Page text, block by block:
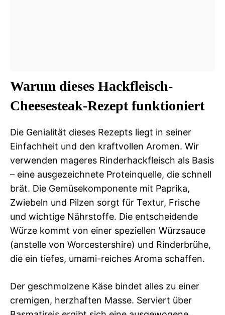
Warum dieses Hackfleisch-
Cheesesteak-Rezept funktioniert
Die Genialität dieses Rezepts liegt in seiner
Einfachheit und den kraftvollen Aromen. Wir
verwenden mageres Rinderhackfleisch als Basis
– eine ausgezeichnete Proteinquelle, die schnell
brät. Die Gemüsekomponente mit Paprika,
Zwiebeln und Pilzen sorgt für Textur, Frische
und wichtige Nährstoffe. Die entscheidende
Würze kommt von einer speziellen Würzsauce
(anstelle von Worcestershire) und Rinderbrühe,
die ein tiefes, umami-reiches Aroma schaffen.
Der geschmolzene Käse bindet alles zu einer
cremigen, herzhaften Masse. Serviert über